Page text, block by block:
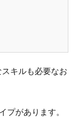
キルも必要なお
プがあります。